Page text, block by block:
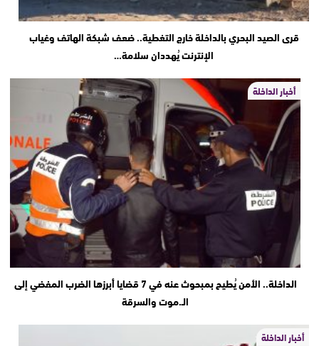
قرى الصيد البحري بالداخلة خارج التغطية.. ضعف شبكة الهاتف وغياب
الإنترنت يُهددان سلامة…
أخبار الداخلة
الداخلة.. الأمن يُطيح بمبحوث عنه في 7 قضايا أبرزها الضرب المفضي إلى
الـ.موت والسرقة
أخبار الداخلة